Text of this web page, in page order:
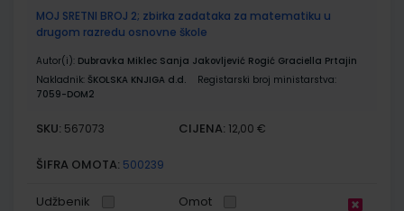
MOJ SRETNI BROJ 2; zbirka zadataka za matematiku u
drugom razredu osnovne škole
Autor(i): Dubravka Miklec Sanja Jakovljević Rogić Graciella Prtajin
Nakladnik: ŠKOLSKA KNJIGA d.d.
Registarski broj ministarstva:
7059-DOM2
SKU: 567073 CIJENA: 12,00 €
ŠIFRA OMOTA: 500239
Udžbenik Omot